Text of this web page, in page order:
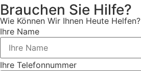
Brauchen Sie Hilfe?
Wie Können Wir Ihnen Heute Helfen?
Ihre Name
Ihre Telefonnummer